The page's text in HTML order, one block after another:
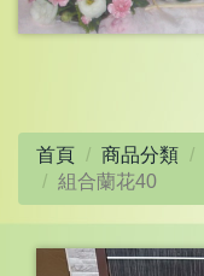
首頁 商品分類
組合蘭花40